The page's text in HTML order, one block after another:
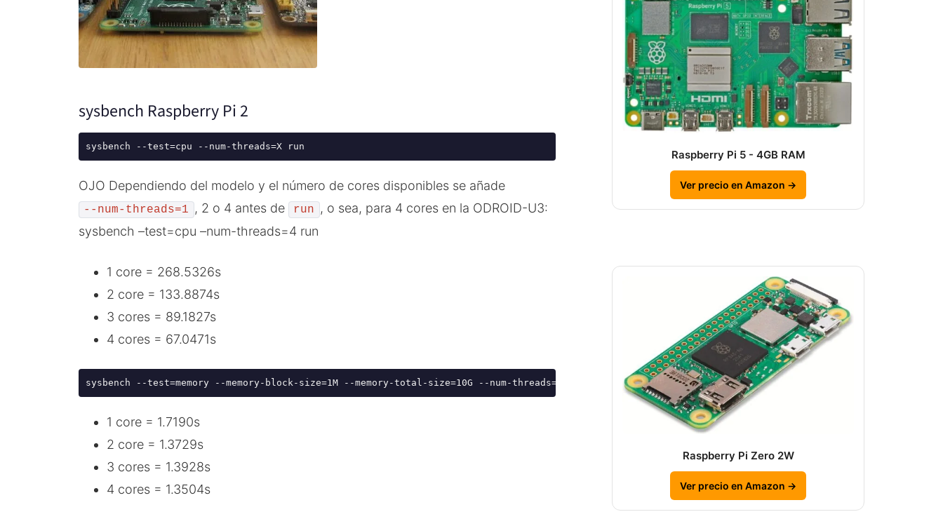
sysbench Raspberry Pi 2
OJO Dependiendo del modelo y el número de cores disponibles se añade
--num-threads=1 , 2 o 4 antes de run
, o sea, para 4 cores en la ODROID-U3:
sysbench –test=cpu –num-threads=4 run
1 core = 268.5326s
2 core = 133.8874s
3 cores = 89.1827s
4 cores = 67.0471s
1 core = 1.7190s
2 core = 1.3729s
3 cores = 1.3928s
4 cores = 1.3504s
Raspberry Pi 5 - 4GB RAM
Ver precio en Amazon →
Raspberry Pi Zero 2W
Ver precio en Amazon →